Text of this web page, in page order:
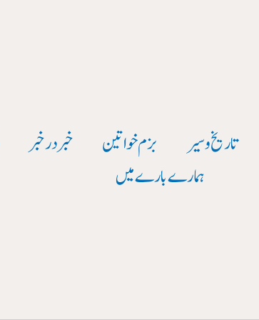
تاریخ وسیر بزم خواتین خبر در خبر
ہمارے بارے میں